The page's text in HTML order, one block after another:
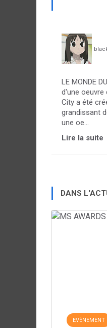
LE MONDE
d'une oeuvre
City a été
grandissant
une oe...
Lire la suite
DANS
EVÈNEMENT